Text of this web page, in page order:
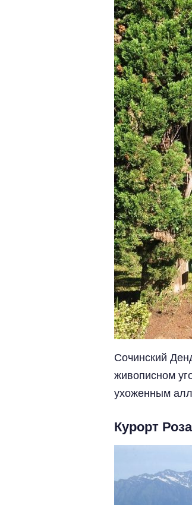
Сочинский
живописном
ухоженным
Курорт